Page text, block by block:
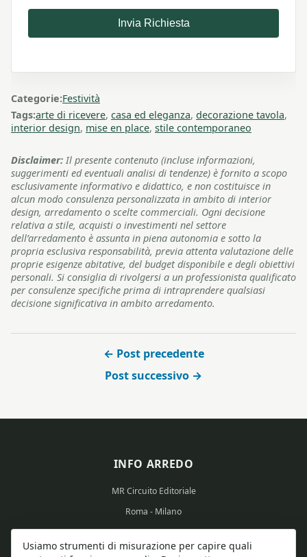
Invia Richiesta
Categorie:Festività
Tags:arte di ricevere, casa ed eleganza, decorazione tavola,
interior design, mise en place, stile contemporaneo
Disclaimer: Il presente contenuto (incluse informazioni,
suggerimenti ed eventuali analisi di tendenze) è fornito a scopo
esclusivamente informativo e didattico, e non costituisce in
alcun modo consulenza personalizzata in ambito di interior
design, arredamento o scelte commerciali. Ogni decisione
relativa a stile, acquisti o investimenti nel settore
dell’arredamento è assunta in piena autonomia e sotto la
propria esclusiva responsabilità, previa attenta valutazione delle
proprie esigenze abitative, del budget disponibile e degli obiettivi
personali. Si consiglia di rivolgersi a un professionista qualificato
per consulenze specifiche prima di intraprendere qualsiasi
decisione significativa in ambito arredamento.
← Post precedente
Post successivo →
INFO ARREDO
MR Circuito Editoriale
Roma - Milano
Partita IVA: 15569351008
Usiamo strumenti di misurazione per capire quali